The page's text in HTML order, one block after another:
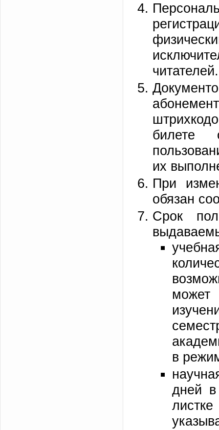
читателей.
билете
их
При
обязан
Срок
в
дней в